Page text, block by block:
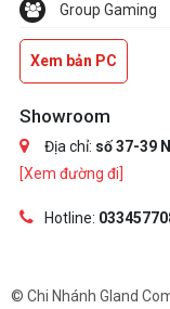
Group Gaming
Xem bản PC
Showroom
Địa chỉ: số 37-39
[Xem đường đi]
Hotline:
© Chi Nhánh Gland